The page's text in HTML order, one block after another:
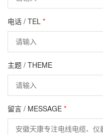
电话 / TEL *
主题 / THEME
留言 / MESSAGE *